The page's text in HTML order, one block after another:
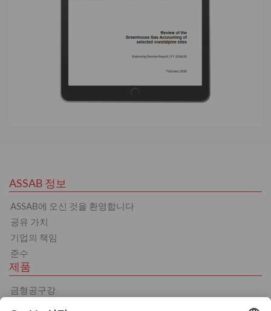
ASSAB 정보
ASSAB에 오신 것을 환영합니다
공유 가치
기업의 책임
준수
제품
금형공구강